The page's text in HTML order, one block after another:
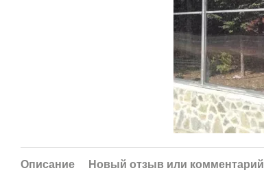
Описание Новый отзыв или комментарий